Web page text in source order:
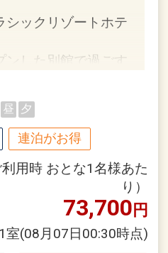
シックリゾートホテ
した別館で過ごす
統を感じる、特別
ださい。
きおひとり様１，０
昼 夕
連泊がお得
利用時 おとな1名様あた
り）
73,700円
1室(08月07日00:30時点)